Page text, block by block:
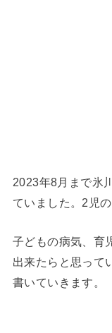
2023年8月まで氷
ていました。2児の
子どもの病気、育
出来たらと思って
書いていきます。